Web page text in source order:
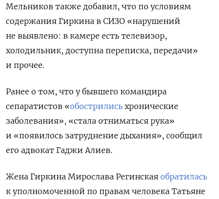
Мельников также добавил, что по условиям
содержания Гиркина в СИЗО «нарушений
не выявлено: в камере есть телевизор,
холодильник, доступна переписка, передачи»
и прочее.
Ранее о том, что у бывшего командира
сепаратистов «обострились хронические
заболевания», «стала отниматься рука»
и «появилось затруднение дыхания», сообщил
его адвокат Гаджи Алиев.
Жена Гиркина Мирослава Регинская обратилась
к уполномоченной по правам человека Татьяне